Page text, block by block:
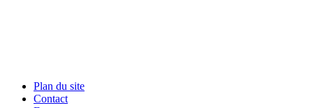
Plan du site
Contact